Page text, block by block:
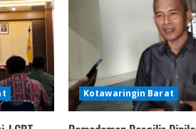
Kotawaringin Barat